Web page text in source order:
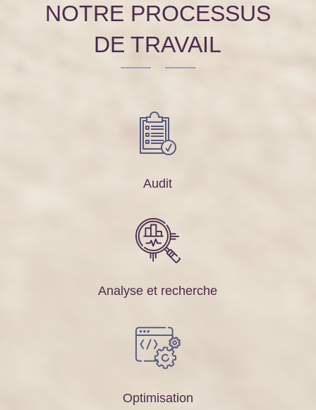
NOTRE PROCESSUS
DE TRAVAIL
Audit
Analyse et recherche
Optimisation